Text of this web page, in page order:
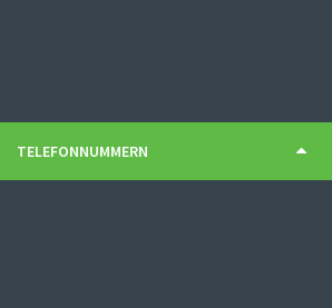
TELEFONNUMMERN